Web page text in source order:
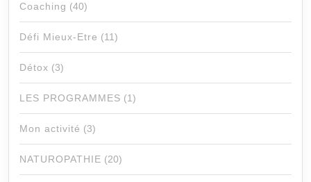
Coaching (40)
Défi Mieux-Etre (11)
Détox (3)
LES PROGRAMMES (1)
Mon activité (3)
NATUROPATHIE (20)